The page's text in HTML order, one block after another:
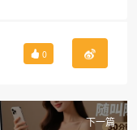
0
下一篇